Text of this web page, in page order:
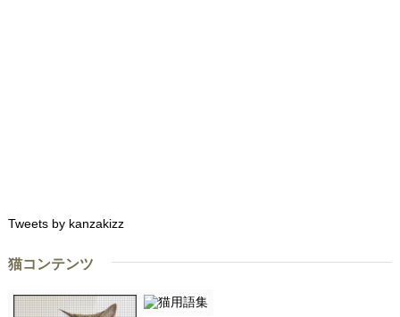
Tweets by kanzakizz
猫コンテンツ